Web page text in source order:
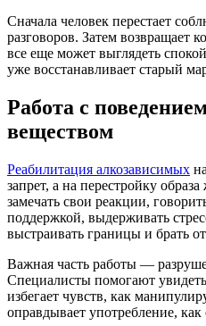
Сначала человек перестает
разговоров. Затем возвращает
все еще может выглядеть
уже восстанавливает старый
Работа с
веществом
Реабилитация алкозависимых
запрет, а на перестройку
замечать свои реакции,
поддержкой, выдерживать
выстраивать границы и брать
Важная часть работы —
Специалисты помогают
избегает чувств, как
оправдывает употребление,